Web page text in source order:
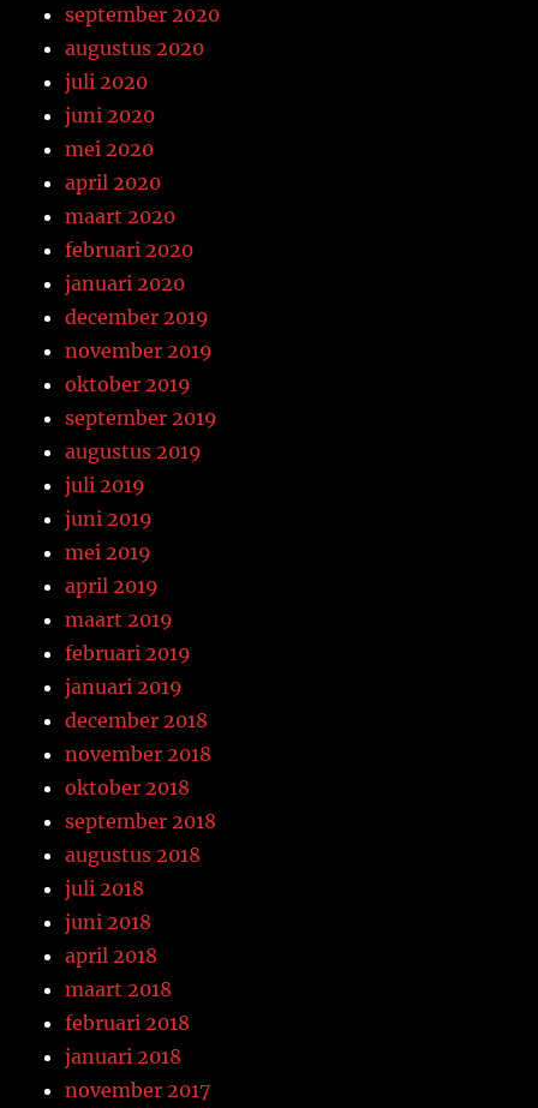
september 2020
augustus 2020
juli 2020
juni 2020
mei 2020
april 2020
maart 2020
februari 2020
januari 2020
december 2019
november 2019
oktober 2019
september 2019
augustus 2019
juli 2019
juni 2019
mei 2019
april 2019
maart 2019
februari 2019
januari 2019
december 2018
november 2018
oktober 2018
september 2018
augustus 2018
juli 2018
juni 2018
april 2018
maart 2018
februari 2018
januari 2018
november 2017